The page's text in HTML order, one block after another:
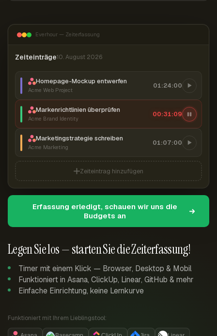
Legen Sie los — starten Sie die Zeiterfassung!
Timer mit einem Klick — Browser, Desktop & Mobil
Funktioniert in Asana, ClickUp, Linear, GitHub & mehr
Einfache Einrichtung, keine Lernkurve
Funktioniert mit Ihrem Lieblingstool:
Everhour — Zeiterfassung
Zeiteinträge10. August 2026
Homepage-Mockup entwerfen
Acme Web Project
01:24:00
Markenrichtlinien überprüfen
Acme Brand Identity
00:31:10
Marketingstrategie schreiben
Acme Marketing
01:07:00
Zeiteintrag hinzufügen
Erfassung erledigt, schauen wir uns die
Budgets an